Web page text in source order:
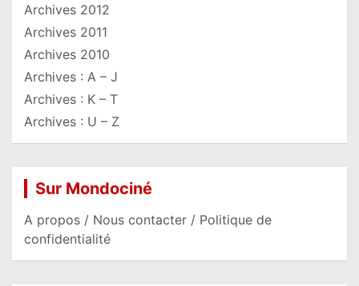
Archives 2012
Archives 2011
Archives 2010
Archives : A – J
Archives : K – T
Archives : U – Z
Sur Mondociné
A propos / Nous contacter / Politique de
confidentialité